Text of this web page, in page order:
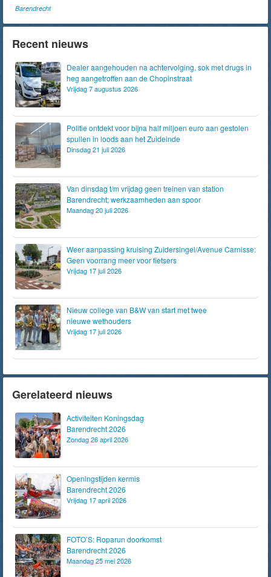
Barendrecht
Recent nieuws
Dealer aangehouden na achtervolging, sok met drugs in
heg aangetroffen aan de Chopinstraat
Vrijdag 7 augustus 2026
Politie ontdekt voor bijna half miljoen euro aan gestolen
spullen in loods aan het Zuideinde
Dinsdag 21 juli 2026
Van dinsdag t/m vrijdag geen treinen van station
Barendrecht; werkzaamheden aan spoor
Maandag 20 juli 2026
Weer aanpassing kruising Zuidersingel/Avenue Carnisse:
Geen voorrang meer voor fietsers
Vrijdag 17 juli 2026
Nieuw college van B&W van start met twee
nieuwe wethouders
Vrijdag 17 juli 2026
Gerelateerd nieuws
Activiteiten Koningsdag
Barendrecht 2026
Zondag 26 april 2026
Openingstijden kermis
Barendrecht 2026
Vrijdag 17 april 2026
FOTO’S: Roparun doorkomst
Barendrecht 2026
Maandag 25 mei 2026